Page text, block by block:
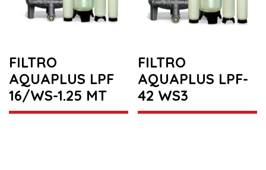
FILTRO
AQUAPLUS LPF
16/WS-1.25 MT
FILTRO
AQUAPLUS LPF-
42 WS3